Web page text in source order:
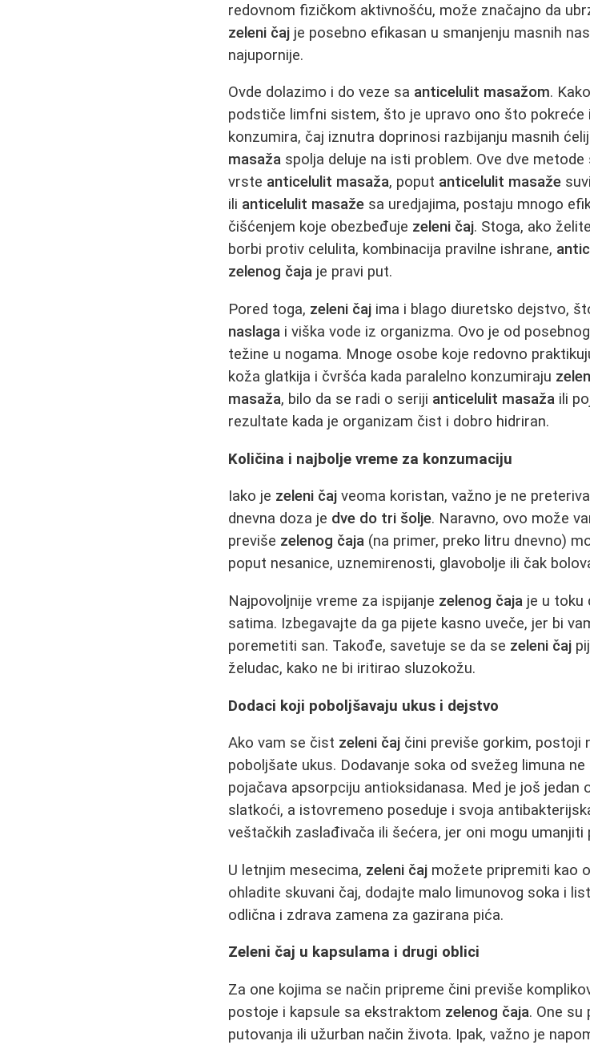
redovnom fizičkom aktivnošću, može značajno da
zeleni čaj je posebno efikasan u smanjenju masnih
najupornije.
Ovde dolazimo i do veze sa anticelulit masažom.
podstiče limfni sistem, što je upravo ono što pokreće i
konzumira, čaj iznutra doprinosi razbijanju masnih
masaža spolja deluje na isti problem. Ove dve
vrste anticelulit masaža, poput anticelulit masaže
ili anticelulit masaže sa uredjajima, postaju mnogo
čišćenjem koje obezbeđuje zeleni čaj. Stoga, ako
borbi protiv celulita, kombinacija pravilne ishrane,
zelenog čaja je pravi put.
Pored toga, zeleni čaj ima i blago diuretsko dejstvo,
naslaga i viška vode iz organizma. Ovo je od
težine u nogama. Mnoge osobe koje redovno
koža glatkija i čvršća kada paralelno konzumiraju
masaža, bilo da se radi o seriji anticelulit masaža ili
rezultate kada je organizam čist i dobro hidriran.
Količina i najbolje vreme za konzumaciju
Iako je zeleni čaj veoma koristan, važno je ne
dnevna doza je dve do tri šolje. Naravno, ovo može
previše zelenog čaja (na primer, preko litru dnevno)
poput nesanice, uznemirenosti, glavobolje ili čak
Najpovoljnije vreme za ispijanje zelenog čaja je u toku
satima. Izbegavajte da ga pijete kasno uveče, jer bi
poremetiti san. Takođe, savetuje se da se zeleni čaj
želudac, kako ne bi iritirao sluzokožu.
Dodaci koji poboljšavaju ukus i dejstvo
Ako vam se čist zeleni čaj čini previše gorkim, postoji
poboljšate ukus. Dodavanje soka od svežeg limuna
pojačava apsorpciju antioksidanasa. Med je još jedan
slatkoći, a istovremeno poseduje i svoja
veštačkih zaslađivača ili šećera, jer oni mogu
U letnjim mesecima, zeleni čaj možete pripremiti kao
ohladite skuvani čaj, dodajte malo limunovog soka i
odlična i zdrava zamena za gazirana pića.
Zeleni čaj u kapsulama i drugi oblici
Za one kojima se način pripreme čini previše
postoje i kapsule sa ekstraktom zelenog čaja. One su
putovanja ili užurban način života. Ipak, važno je